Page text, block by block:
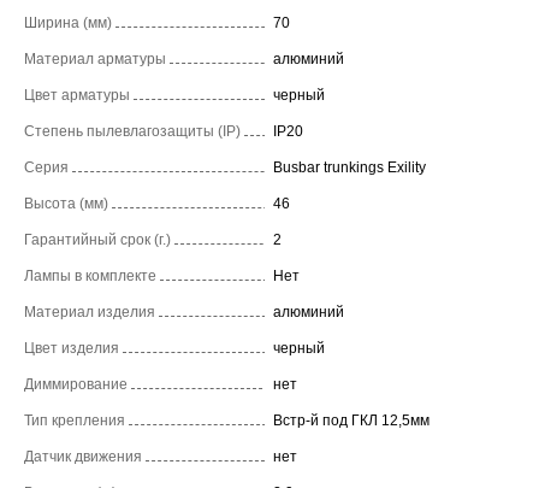
Ширина (мм) 70
Материал арматуры алюминий
Цвет арматуры черный
Степень пылевлагозащиты (IP) IP20
Серия Busbar trunkings Exility
Высота (мм) 46
Гарантийный срок (г.) 2
Лампы в комплекте Нет
Материал изделия алюминий
Цвет изделия черный
Диммирование нет
Тип крепления Встр-й под ГКЛ 12,5мм
Датчик движения нет